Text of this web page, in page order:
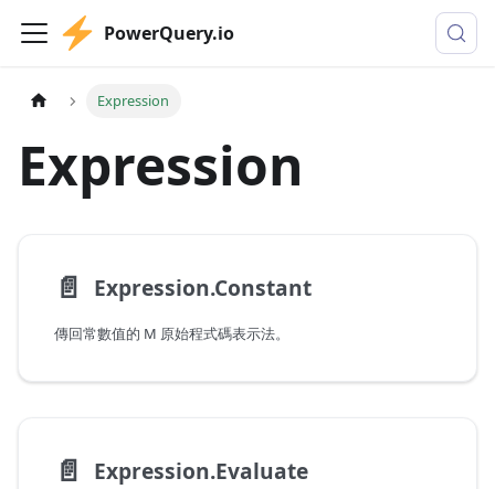
PowerQuery.io
Expression
Expression
📄️ Expression.Constant
傳回常數值的 M 原始程式碼表示法。
📄️ Expression.Evaluate